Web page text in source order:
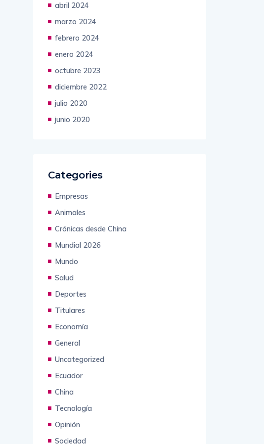
abril 2024
marzo 2024
febrero 2024
enero 2024
octubre 2023
diciembre 2022
julio 2020
junio 2020
Categories
Empresas
Animales
Crónicas desde China
Mundial 2026
Mundo
Salud
Deportes
Titulares
Economía
General
Uncategorized
Ecuador
China
Tecnología
Opinión
Sociedad